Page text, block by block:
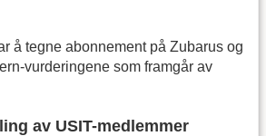
å tegne abonnement på Zubarus og
vurderingene som framgår av
av USIT-medlemmer